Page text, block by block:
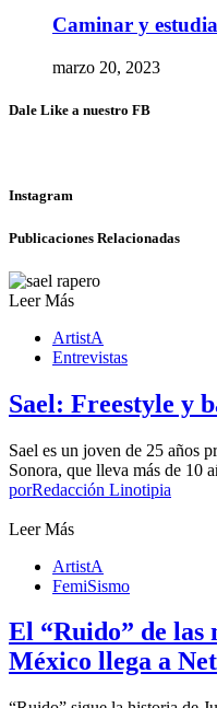
Caminar y
marzo 20, 2023
Dale Like a nuestro FB
Instagram
Publicaciones Relacionadas
Leer Más
ArtistA
Entrevistas
Sael: Freestyle y
Sael es un joven de 25 años
Sonora, que lleva más de 10
porRedacción Linotipia
Leer Más
ArtistA
FemiSismo
El “Ruido” de las
México llega a